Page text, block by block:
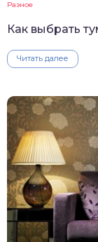
Разное
Как выбрать
Читать далее